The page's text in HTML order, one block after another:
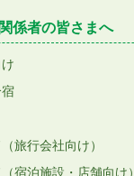
係者の皆さまへ
旅行会社向け）
宿泊施設・店舗向け）